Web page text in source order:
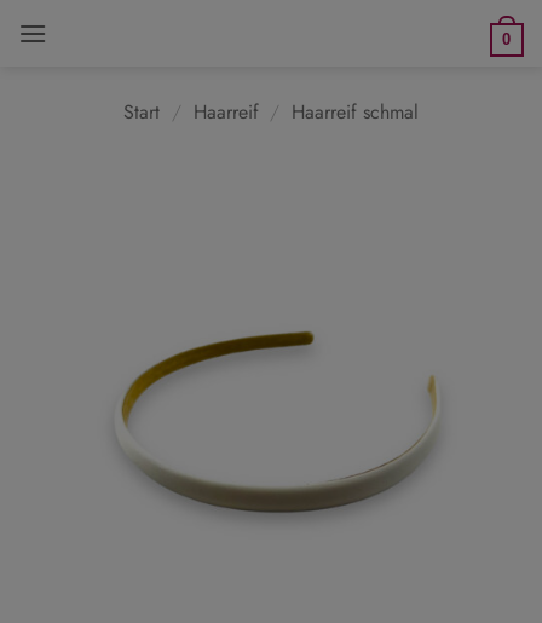
Inhalt
0
Start / Haarreif / Haarreif schmal